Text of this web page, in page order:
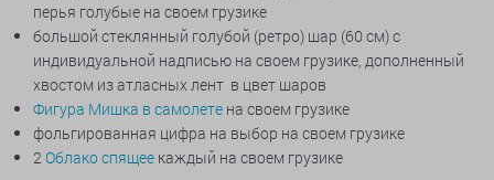
перья голубые на своем грузике
большой стеклянный голубой (ретро) шар (60 см) с
индивидуальной надписью на своем грузике, дополненный
хвостом из атласных лент в цвет шаров
Фигура Мишка в самолете на своем грузике
фольгированная цифра на выбор на своем грузике
2 Облако спящее каждый на своем грузике